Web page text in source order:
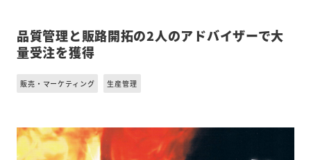
品質管理と販路開拓の2人のアドバイザーで大
量受注を獲得
販売・マーケティング 生産管理